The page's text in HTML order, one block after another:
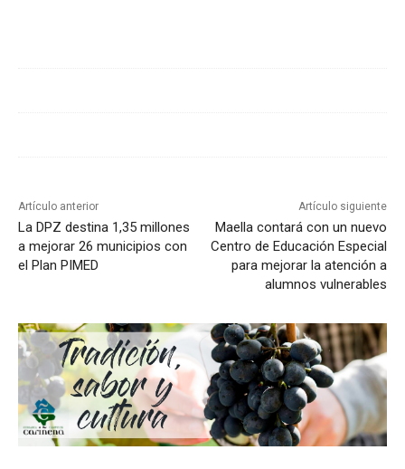
Artículo anterior
La DPZ destina 1,35 millones
a mejorar 26 municipios con
el Plan PIMED
Artículo siguiente
Maella contará con un nuevo
Centro de Educación Especial
para mejorar la atención a
alumnos vulnerables